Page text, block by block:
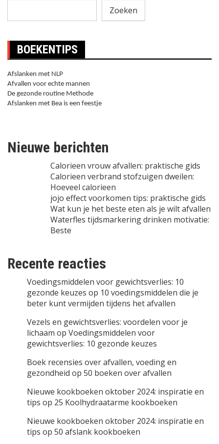
Zoeken
BOEKENTIPS
Afslanken met NLP
Afvallen voor echte mannen
De gezonde routine Methode
Afslanken met Bea is een feestje
Nieuwe berichten
Calorieen vrouw afvallen: praktische gids
Calorieen verbrand stofzuigen dweilen:
Hoeveel calorieen
jojo effect voorkomen tips: praktische gids
Wat kun je het beste eten als je wilt afvallen
Waterfles tijdsmarkering drinken motivatie:
Beste
Recente reacties
Voedingsmiddelen voor gewichtsverlies: 10
gezonde keuzes op 10 voedingsmiddelen die je
beter kunt vermijden tijdens het afvallen
Vezels en gewichtsverlies: voordelen voor je
lichaam op Voedingsmiddelen voor
gewichtsverlies: 10 gezonde keuzes
Boek recensies over afvallen, voeding en
gezondheid op 50 boeken over afvallen
Nieuwe kookboeken oktober 2024: inspiratie en
tips op 25 Koolhydraatarme kookboeken
Nieuwe kookboeken oktober 2024: inspiratie en
tips op 50 afslank kookboeken